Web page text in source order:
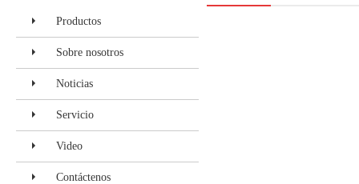
Productos
Sobre nosotros
Noticias
Servicio
Video
Contáctenos